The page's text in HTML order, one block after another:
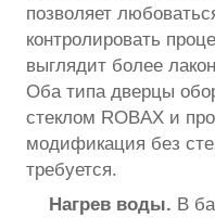
позволяет
контролировать
выглядит более
Оба типа дверцы
стеклом ROBAX и
модификация без
требуется.
Нагрев воды. В